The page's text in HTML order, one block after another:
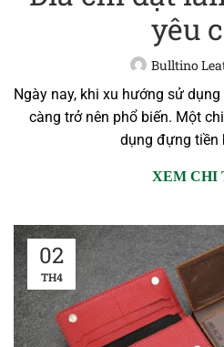
yêu
Bulltino
Ngày nay, khi xu hướng sử
càng trở nên phổ biến. Một
dụng đựng tiền
XEM CHI
02
TH4